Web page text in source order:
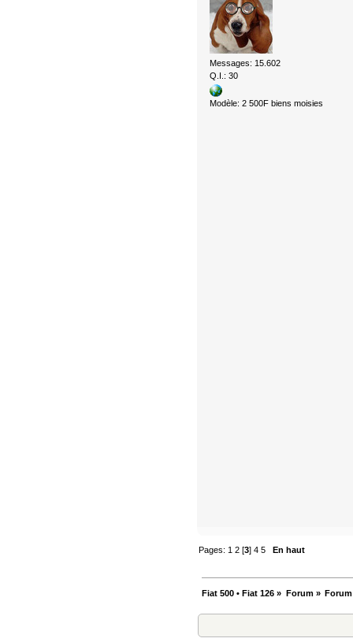
Messages: 15.602
Q.I.: 30
Modèle: 2 500F biens moisies
Pages: 1 2 [3]4 5 En haut
Fiat 500 • Fiat 126 » Forum»